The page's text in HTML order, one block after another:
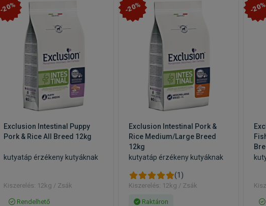
-20%
Exclusion Intestinal Puppy
Pork & Rice All Breed 12kg
kutyatáp érzékeny kutyáknak
Kiszerelés: 12kg / Zsák
Rendelhető
-20%
Exclusion Intestinal Pork &
Rice Medium/Large Breed
12kg
kutyatáp érzékeny kutyáknak
(1)
Kiszerelés: 12kg / Zsák
Raktáron
-20%